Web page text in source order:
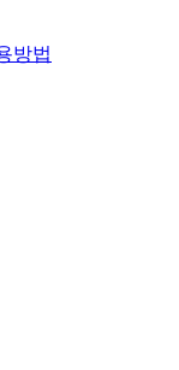
방법